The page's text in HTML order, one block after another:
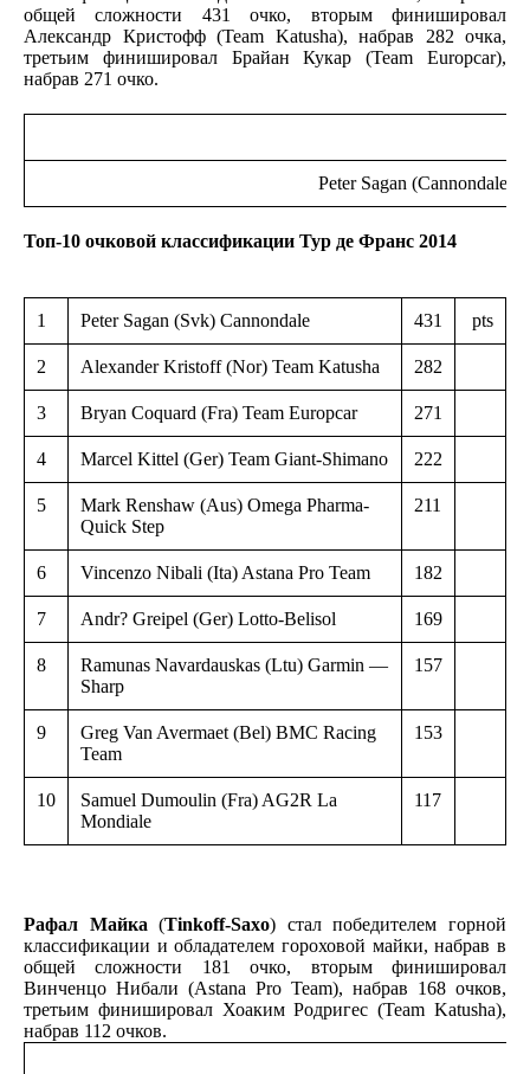
общей сложности 431 очко, вторым финишировал
Александр Кристофф (Team Katusha), набрав 282 очка,
третьим финишировал Брайан Кукар (Team Europcar),
набрав 271 очко.
Peter Sagan (Cannondale)
Топ-10 очковой классификации Тур де Франс 2014
1 Peter Sagan (Svk) Cannondale 431 pts
2 Alexander Kristoff (Nor) Team Katusha 282
3 Bryan Coquard (Fra) Team Europcar 271
4 Marcel Kittel (Ger) Team Giant-Shimano 222
5
Mark Renshaw (Aus) Omega Pharma-
Quick Step
211
6 Vincenzo Nibali (Ita) Astana Pro Team 182
7 Andr? Greipel (Ger) Lotto-Belisol 169
8
Ramunas Navardauskas (Ltu) Garmin —
Sharp
157
9
Greg Van Avermaet (Bel) BMC Racing
Team
153
10
Samuel Dumoulin (Fra) AG2R La
Mondiale
117
Рафал Майка(Tinkoff-Saxo) стал победителем горной
классификации и обладателем гороховой майки, набрав в
общей сложности 181 очко, вторым финишировал
Винченцо Нибали (Astana Pro Team), набрав 168 очков,
третьим финишировал Хоаким Родригес (Team Katusha),
набрав 112 очков.